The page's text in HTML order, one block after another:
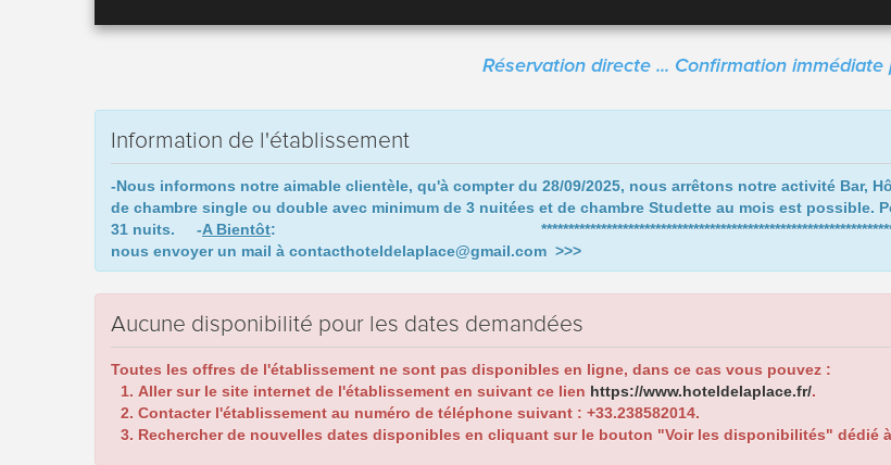
Réservation directe ... Confirmation immédiate
Information de l'établissement
-Nous informons notre aimable clientèle, qu'à compter du 28/09/2025, nous arrêtons notre activité Bar,
de chambre single ou double avec minimum de 3 nuitées et de chambre Studette au mois est possible.
31 nuits. -A Bientôt:
nous envoyer un mail à contacthoteldelaplace@gmail.com >>>
Aucune disponibilité pour les dates demandées
Toutes les offres de l'établissement ne sont pas disponibles en ligne, dans ce cas vous pouvez :
Aller sur le site internet de l'établissement en suivant ce lien https://www.hoteldelaplace.fr/.
Contacter l'établissement au numéro de téléphone suivant : +33.238582014.
Rechercher de nouvelles dates disponibles en cliquant sur le bouton "Voir les disponibilités" dédié